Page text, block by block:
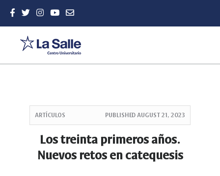
ARTÍCULOS PUBLISHED AUGUST 21, 2023
Los treinta primeros años.
Nuevos retos en catequesis